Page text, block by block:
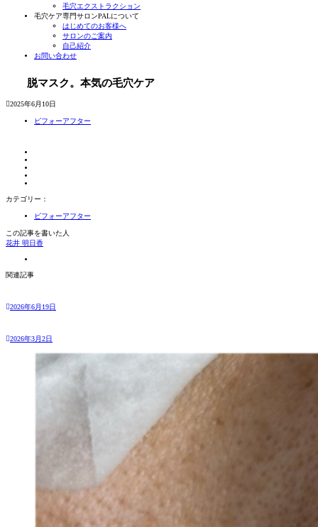
毛穴エクストラクション
毛穴ケア専門サロンPALについて
はじめてのお客様へ
サロンのご案内
自己紹介
お問い合わせ
脱マスク。本気の毛穴ケア
2025年6月10日
ビフォーアフター
カテゴリー：
ビフォーアフター
この記事を書いた人
花井 明日香
関連記事
2026年6月19日
2026年3月2日